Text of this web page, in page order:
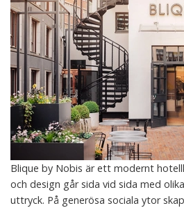
Blique by Nobis är ett modernt
och design går sida vid sida med
uttryck. På generösa sociala ytor